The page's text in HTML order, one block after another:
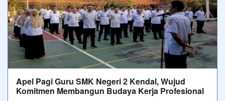
Apel Pagi Guru SMK Negeri 2 Kendal, Wujud
Komitmen Membangun Budaya Kerja Profesional